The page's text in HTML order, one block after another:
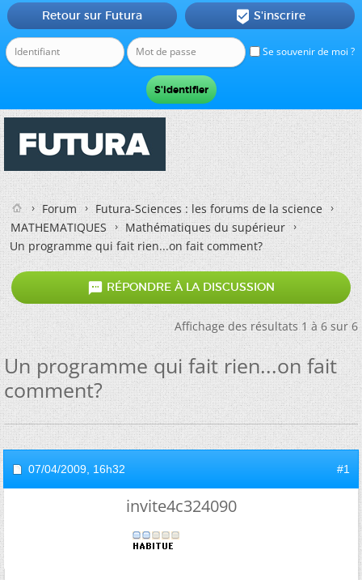
Se souvenir de moi ?
Retour sur Futura  S'inscrire
Forum
Futura-Sciences : les forums de la science
MATHEMATIQUES
Mathématiques du supérieur
Un programme qui fait rien...on fait comment?
 RÉPONDRE À LA DISCUSSION
Affichage des résultats 1 à 6 sur 6
Un programme qui fait rien...on fait
comment?
07/04/2009, 16h32 #1
invite4c324090